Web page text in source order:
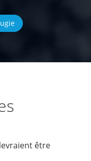
être